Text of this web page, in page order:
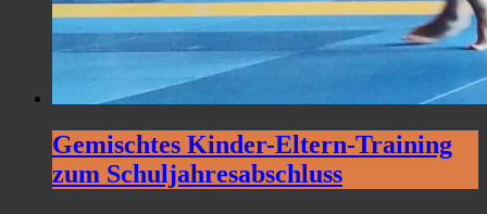
Gemischtes Kinder-Eltern-Training
zum Schuljahresabschluss